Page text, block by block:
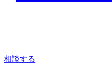
相談する